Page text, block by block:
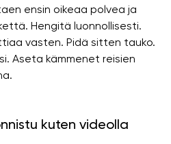
ensin oikeaa polvea ja
Hengitä luonnollisesti.
vasten. Pidä sitten tauko.
Aseta kämmenet reisien
kuten videolla